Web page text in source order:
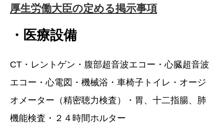
厚生労働大臣の定める掲示事項
・医療設備
CT・レントゲン・腹部超音波エコー・心臓超音波
エコー・心電図・機械浴・車椅子トイレ・オージ
オメーター（精密聴力検査）・胃、十二指腸、肺
機能検査・２４時間ホルター